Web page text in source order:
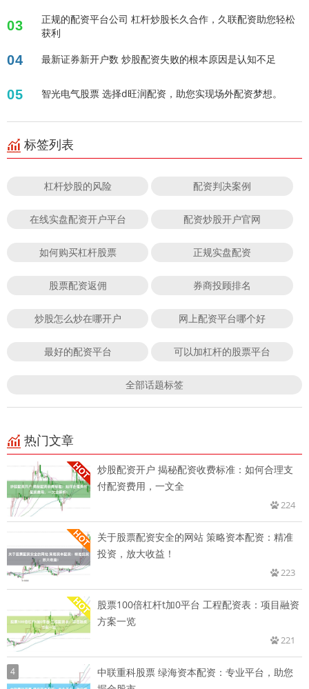
03
正规的配资平台公司 杠杆炒股长久合作，久联配资助您轻松
获利
04 最新证券新开户数 炒股配资失败的根本原因是认知不足
05 智光电气股票 选择d旺润配资，助您实现场外配资梦想。
标签列表
杠杆炒股的风险 配资判决案例
在线实盘配资开户平台 配资炒股开户官网
如何购买杠杆股票 正规实盘配资
股票配资返佣 券商投顾排名
炒股怎么炒在哪开户 网上配资平台哪个好
最好的配资平台 可以加杠杆的股票平台
全部话题标签
热门文章
炒股配资开户 揭秘配资收费标准：如何合理支
付配资费用，一文全
224
关于股票配资安全的网站 策略资本配资：精准
投资，放大收益！
223
股票100倍杠杆t加0平台 工程配资表：项目融资
方案一览
221
4
中联重科股票 绿海资本配资：专业平台，助您